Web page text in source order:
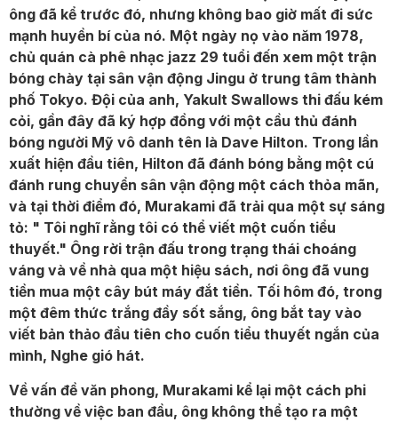
ông đã kể trước đó, nhưng không bao giờ mất đi sức
mạnh huyền bí của nó. Một ngày nọ vào năm 1978,
chủ quán cà phê nhạc jazz 29 tuổi đến xem một trận
bóng chày tại sân vận động Jingu ở trung tâm thành
phố Tokyo. Đội của anh, Yakult Swallows thi đấu kém
cỏi, gần đây đã ký hợp đồng với một cầu thủ đánh
bóng người Mỹ vô danh tên là Dave Hilton. Trong lần
xuất hiện đầu tiên, Hilton đã đánh bóng bằng một cú
đánh rung chuyển sân vận động một cách thỏa mãn,
và tại thời điểm đó, Murakami đã trải qua một sự sáng
tỏ: " Tôi nghĩ rằng tôi có thể viết một cuốn tiểu
thuyết." Ông rời trận đấu trong trạng thái choáng
váng và về nhà qua một hiệu sách, nơi ông đã vung
tiền mua một cây bút máy đắt tiền. Tối hôm đó, trong
một đêm thức trắng đầy sốt sắng, ông bắt tay vào
viết bản thảo đầu tiên cho cuốn tiểu thuyết ngắn của
mình, Nghe gió hát.
Về vấn đề văn phong, Murakami kể lại một cách phi
thường về việc ban đầu, ông không thể tạo ra một